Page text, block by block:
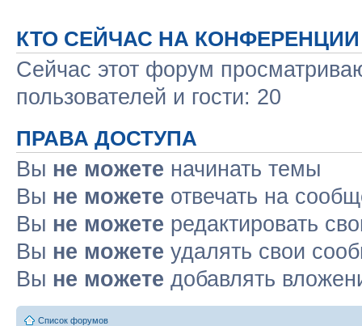
КТО СЕЙЧАС НА КОНФЕРЕНЦИИ
Сейчас этот форум
пользователей и гости: 20
ПРАВА ДОСТУПА
Вы не можете начинать темы
Вы не можете отвечать на
Вы не можете редактировать
Вы не можете удалять свои
Вы не можете добавлять
Список форумов